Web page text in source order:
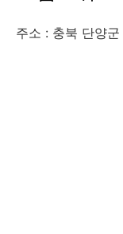
주소 : 충북 단양